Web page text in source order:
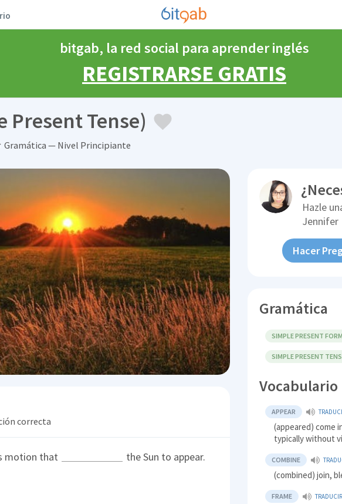
bitgab, la red social para aprender inglés
REGISTRARSE GRATIS
Present Tense)
Gramática — Nivel Principiante
correcta
motion that the Sun to appear.
Hazle
Jennifer
Hacer
Gramática
SIMPLE PRESENT
SIMPLE PRESENT
Vocabulario
APPEAR
(appeared) come
typically without
COMBINE
(combined) join,
FRAME TRADUCIR